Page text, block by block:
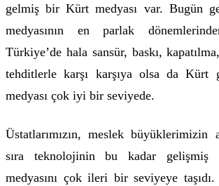
gelmiş bir Kürt medyası var. Bugün
medyasının en parlak
Türkiye’de hala sansür, baskı,
tehditlerle karşı karşıya olsa da Kürt
medyası çok iyi bir seviyede.
Üstatlarımızın, meslek büyüklerimizin
sıra teknolojinin bu kadar gelişmiş
medyasını çok ileri bir seviyeye